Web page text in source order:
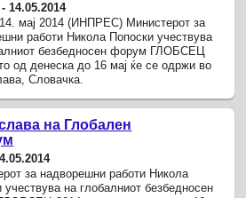
-14.05.2014
14. мај 2014 (ИНПРЕС) Министерот за
работи Никола Попоски учествува
безбедносен форум ГЛОБСЕЦ
од денеска до 16 мај ќе се одржи во
Словачка.
на Глобален
за надворешни работи Никола
учествува на глобалниот безбедносен